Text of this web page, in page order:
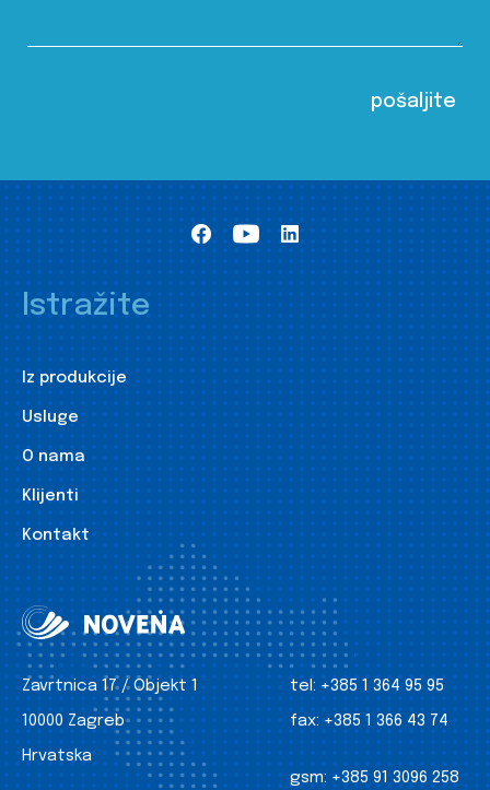
Istražite
Iz produkcije
Usluge
O nama
Klijenti
Kontakt
Zavrtnica 17 / Objekt 1
10000 Zagreb
Hrvatska
tel: +385 1 364 95 95
fax: +385 1 366 43 74
gsm: +385 91 3096 258